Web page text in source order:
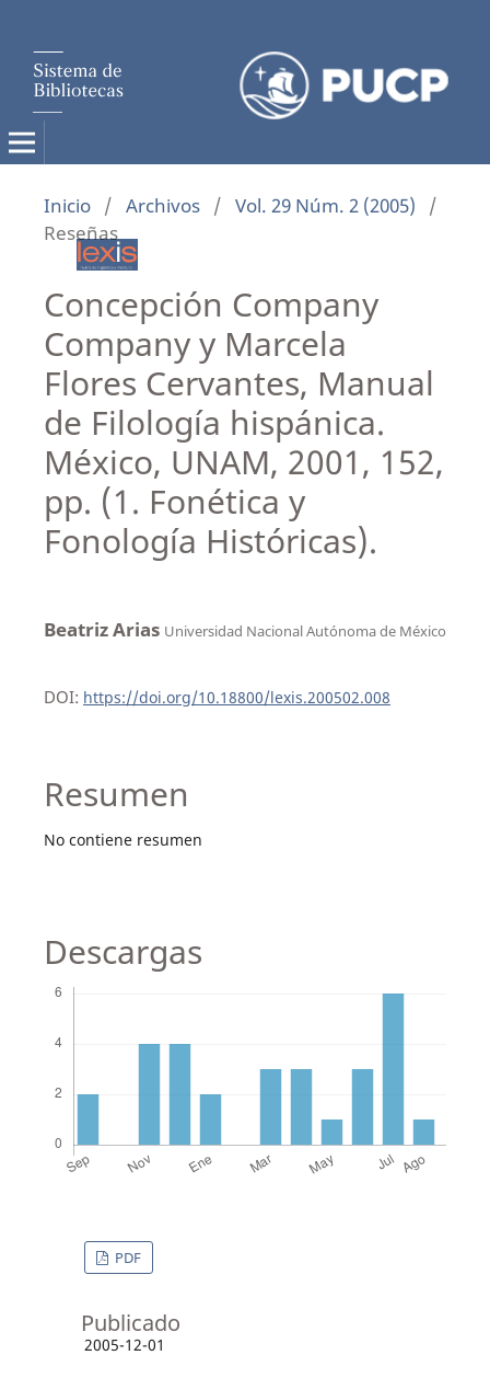
Inicio / Archivos / Vol. 29 Núm. 2 (2005)
/
Reseñas
Concepción Company
Company y Marcela
Flores Cervantes, Manual
de Filología hispánica.
México, UNAM, 2001, 152,
pp. (1. Fonética y
Fonología Históricas).
Beatriz Arias Universidad Nacional Autónoma de México
DOI: https://doi.org/10.18800/lexis.200502.008
Resumen
No contiene resumen
Descargas
PDF
Publicado
2005-12-01